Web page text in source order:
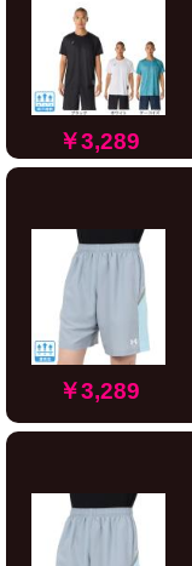
￥3,289
￥3,289